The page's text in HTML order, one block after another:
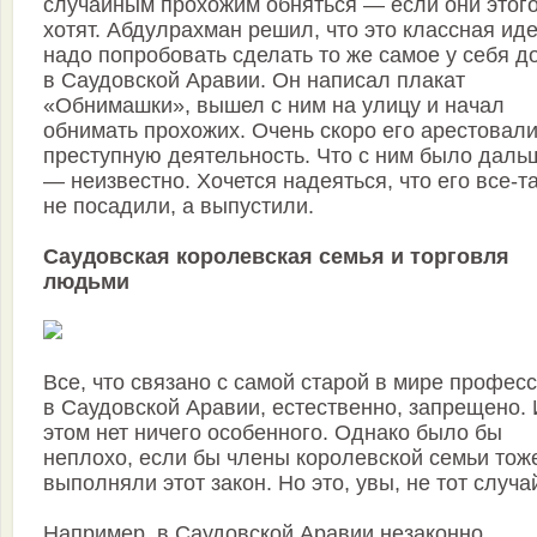
случайным прохожим обняться — если они
хотят. Абдулрахман решил, что это классная
надо попробовать сделать то же самое у себя
в Саудовской Аравии. Он написал плакат
«Обнимашки», вышел с ним на улицу и начал
обнимать прохожих. Очень скоро его
преступную деятельность. Что с ним было
— неизвестно. Хочется надеяться, что его все-
не посадили, а выпустили.
Саудовская королевская семья и торговля
людьми
Все, что связано с самой старой в мире
в Саудовской Аравии, естественно, запрещено.
этом нет ничего особенного. Однако было бы
неплохо, если бы члены королевской семьи
выполняли этот закон. Но это, увы, не тот